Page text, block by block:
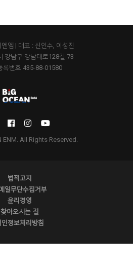
엠 | 대표 : 신인수, 이성진
강남구 강남대로128길 73
록번호 435-88-01580
ENM. All Rights Reserved.
법적고지
일무단수집거부
윤리경영
찾아오시는 길
인정보처리방침